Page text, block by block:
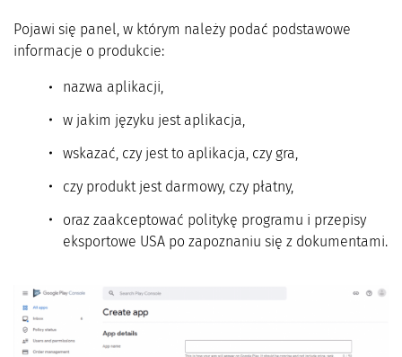
Pojawi się panel, w którym należy podać podstawowe
informacje o produkcie:
nazwa aplikacji,
w jakim języku jest aplikacja,
wskazać, czy jest to aplikacja, czy gra,
czy produkt jest darmowy, czy płatny,
oraz zaakceptować politykę programu i przepisy
eksportowe USA po zapoznaniu się z dokumentami.